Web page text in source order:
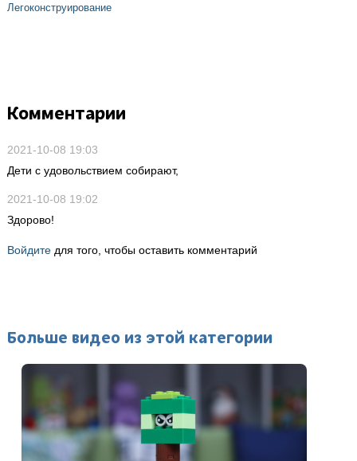
Легоконструирование
Комментарии
2021-10-08 19:03
Дети с удовольствием собирают,
2021-10-08 19:02
Здорово!
Войдитедля того, чтобы оставить комментарий
Больше видео из этой категории